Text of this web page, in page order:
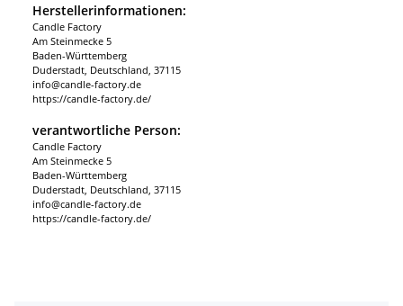
Herstellerinformationen:
Candle Factory
Am Steinmecke 5
Baden-Württemberg
Duderstadt, Deutschland, 37115
info@candle-factory.de
https://candle-factory.de/
verantwortliche Person:
Candle Factory
Am Steinmecke 5
Baden-Württemberg
Duderstadt, Deutschland, 37115
info@candle-factory.de
https://candle-factory.de/